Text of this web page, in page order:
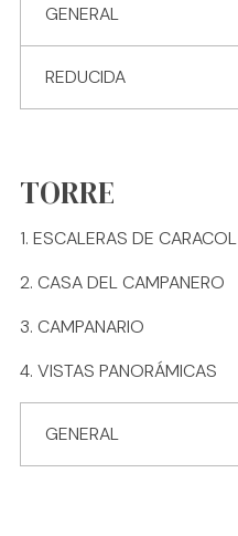
GENERAL
REDUCIDA
TORRE
ESCALERAS DE CARACOL
CASA DEL CAMPANERO
CAMPANARIO
VISTAS PANORÁMICAS
GENERAL